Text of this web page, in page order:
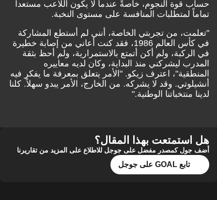
حساب قوة النجوم، خاصةً عندما لا يكون اللاعب مستعداً
تماماً لمتطلبات المنافسة على مستوى النخبة.
"تعلمت، من تجربتي الخاصة، أنني لم أستطع المشاركة
في كأس العالم 1986، فقد كنت أعاني من إصابة خطيرة
في الركبة، ولم أكن أتمتع بالاستمرارية، ولم أحظ بثقة
المدرب ليشركني منذ البداية، وكان لديه معاييره
المنطقية"، اعترف زيكو. "الأمر يتعلق بمعرفة ما يفكر فيه
أنشيلوتي. وقد لا يشركه. من الخارج، الأمر يبدو سهلاً. كلنا
لدينا منتخباتنا الوطنية."
هل استمتعت بهذا المقال؟
أضف جول كمصدر مفضل على جوجل للاطلاع على المزيد من تقاريرنا
تابع GOAL على جوجل